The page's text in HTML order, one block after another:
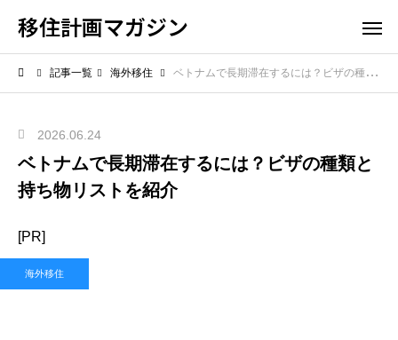
移住計画マガジン
記事一覧 海外移住 ベトナムで長期滞在するには？ビザの種類と持ち物リストを紹介
2026.06.24
ベトナムで長期滞在するには？ビザの種類と
持ち物リストを紹介
[PR]
海外移住